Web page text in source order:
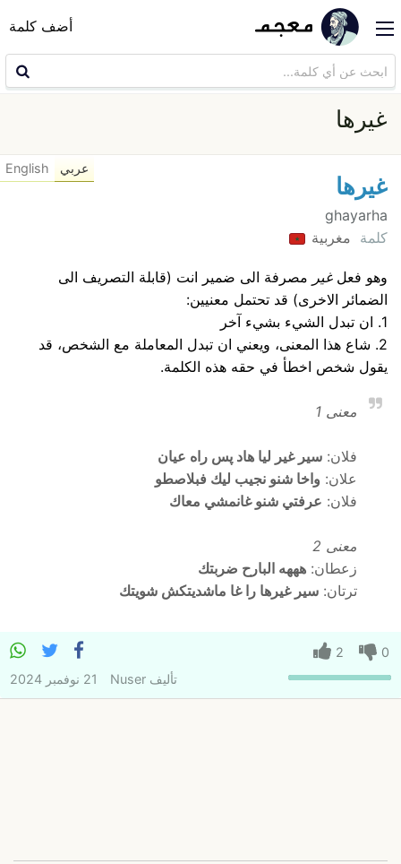
أضف كلمة
غيرها
غيرها
ghayarha
كلمة مغربية
وهو فعلغير مصرفة الى ضمير انت (قابلة التصريف الى
الضمائر الاخرى) قد تحتمل معنيين:
1. ان تبدل الشيء بشيء آخر
2. شاع هذا المعنى، ويعني ان تبدل المعاملة مع الشخص، قد
يقول شخص اخطأ في حقه هذه الكلمة.
معنى 1
فلان: سير غير ليا هاد پس راه عيان
علان: واخا شنو نجيب ليك فبلاصطو
فلان: عرفتي شنو غانمشي معاك
معنى 2
زعطان: هههه البارح ضربتك
ترتان: سير غيرها را غا ماشديتكش شويتك
عربي English
0
2
تأليفNuser 21 نوفمبر 2024